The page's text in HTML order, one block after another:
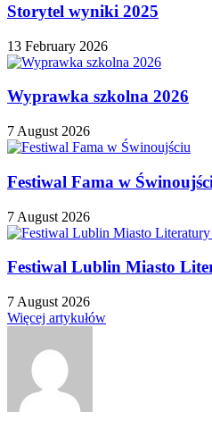
Storytel wyniki 2025
13 February 2026
Wyprawka szkolna 2026
7 August 2026
Festiwal Fama w
7 August 2026
Festiwal Lublin Miasto
7 August 2026
Więcej artykułów